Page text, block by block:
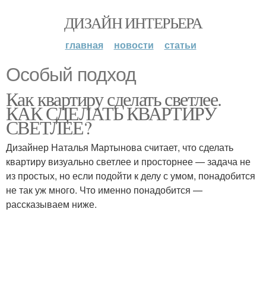
ДИЗАЙН ИНТЕРЬЕРА
главная новости статьи
Особый подход
Как квартиру сделать светлее.
КАК СДЕЛАТЬ КВАРТИРУ
СВЕТЛЕЕ?
Дизайнер Наталья Мартынова считает, что сделать
квартиру визуально светлее и просторнее — задача не
из простых, но если подойти к делу с умом, понадобится
не так уж много. Что именно понадобится —
рассказываем ниже.